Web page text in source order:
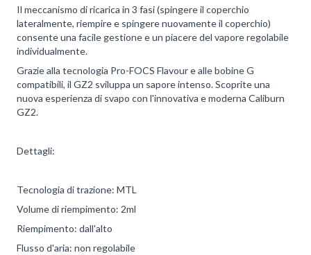
Il meccanismo di ricarica in 3 fasi (spingere il coperchio
lateralmente, riempire e spingere nuovamente il coperchio)
consente una facile gestione e un piacere del vapore regolabile
individualmente.
Grazie alla tecnologia Pro-FOCS Flavour e alle bobine G
compatibili, il GZ2 sviluppa un sapore intenso. Scoprite una
nuova esperienza di svapo con l'innovativa e moderna Caliburn
GZ2.
Dettagli:
Tecnologia di trazione: MTL
Volume di riempimento: 2ml
Riempimento: dall'alto
Flusso d'aria: non regolabile